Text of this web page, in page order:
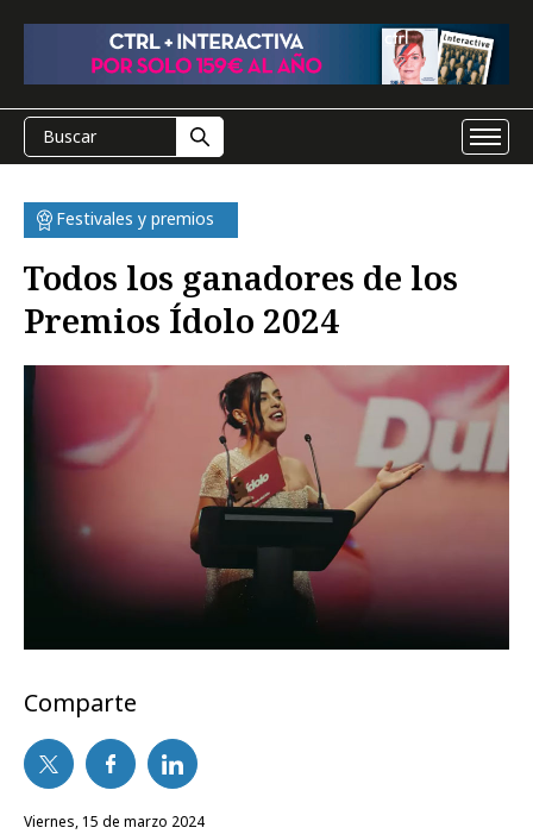
Festivales y premios
Todos los ganadores de los
Premios Ídolo 2024
Comparte
viernes, 15 de marzo 2024